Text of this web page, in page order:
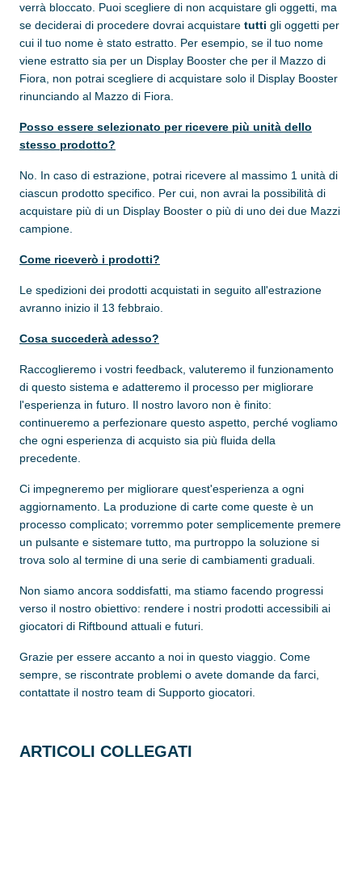
verrà bloccato. Puoi scegliere di non acquistare gli oggetti, ma
se deciderai di procedere dovrai acquistare tutti gli oggetti per
cui il tuo nome è stato estratto. Per esempio, se il tuo nome
viene estratto sia per un Display Booster che per il Mazzo di
Fiora, non potrai scegliere di acquistare solo il Display Booster
rinunciando al Mazzo di Fiora.
Posso essere selezionato per ricevere più unità dello
stesso prodotto?
No. In caso di estrazione, potrai ricevere al massimo 1 unità di
ciascun prodotto specifico. Per cui, non avrai la possibilità di
acquistare più di un Display Booster o più di uno dei due Mazzi
campione.
Come riceverò i prodotti?
Le spedizioni dei prodotti acquistati in seguito all'estrazione
avranno inizio il 13 febbraio.
Cosa succederà adesso?
Raccoglieremo i vostri feedback, valuteremo il funzionamento
di questo sistema e adatteremo il processo per migliorare
l'esperienza in futuro. Il nostro lavoro non è finito:
continueremo a perfezionare questo aspetto, perché vogliamo
che ogni esperienza di acquisto sia più fluida della
precedente.
Ci impegneremo per migliorare quest'esperienza a ogni
aggiornamento. La produzione di carte come queste è un
processo complicato; vorremmo poter semplicemente premere
un pulsante e sistemare tutto, ma purtroppo la soluzione si
trova solo al termine di una serie di cambiamenti graduali.
Non siamo ancora soddisfatti, ma stiamo facendo progressi
verso il nostro obiettivo: rendere i nostri prodotti accessibili ai
giocatori di Riftbound attuali e futuri.
Grazie per essere accanto a noi in questo viaggio. Come
sempre, se riscontrate problemi o avete domande da farci,
contattate il nostro team di Supporto giocatori.
ARTICOLI COLLEGATI